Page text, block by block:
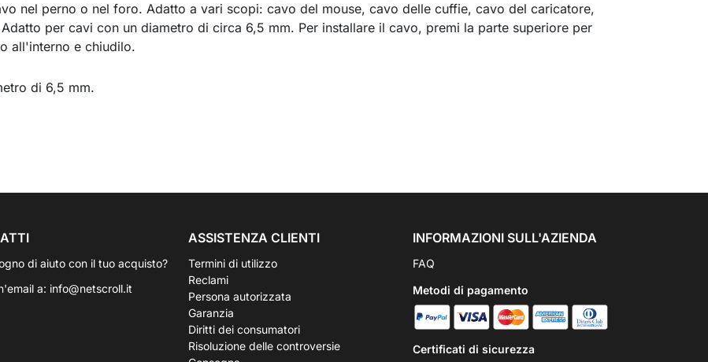
nel perno o nel foro. Adatto a vari scopi: cavo del mouse, cavo delle cuffie, cavo del caricatore,
per cavi con un diametro di circa 6,5 mm. Per installare il cavo, premi la parte superiore per
all'interno e chiudilo.
di 6,5 mm.
di aiuto con il tuo acquisto?
a: info@netscroll.it
ASSISTENZA CLIENTI
Termini di utilizzo
Reclami
Persona autorizzata
Garanzia
Diritti dei consumatori
Risoluzione delle controversie
INFORMAZIONI SULL'AZIENDA
FAQ
Metodi di pagamento
Certificati di sicurezza